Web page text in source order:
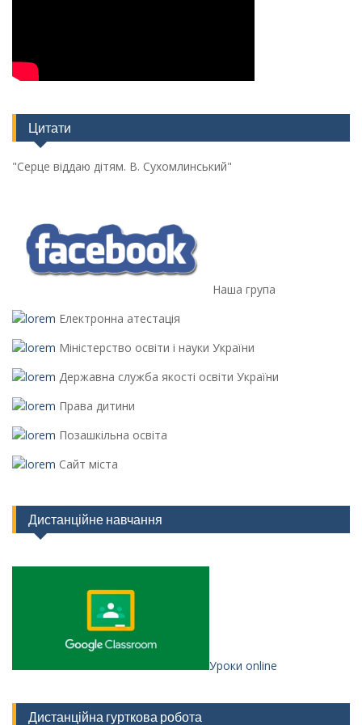
Цитати
"Серце віддаю дітям. В. Сухомлинський"
Наша група
Електронна атестація
Міністерство освіти і науки України
Державна служба якості освіти України
Права дитини
Позашкільна освіта
Сайт міста
Дистанційне навчання
Уроки online
Дистанційна гурткова робота